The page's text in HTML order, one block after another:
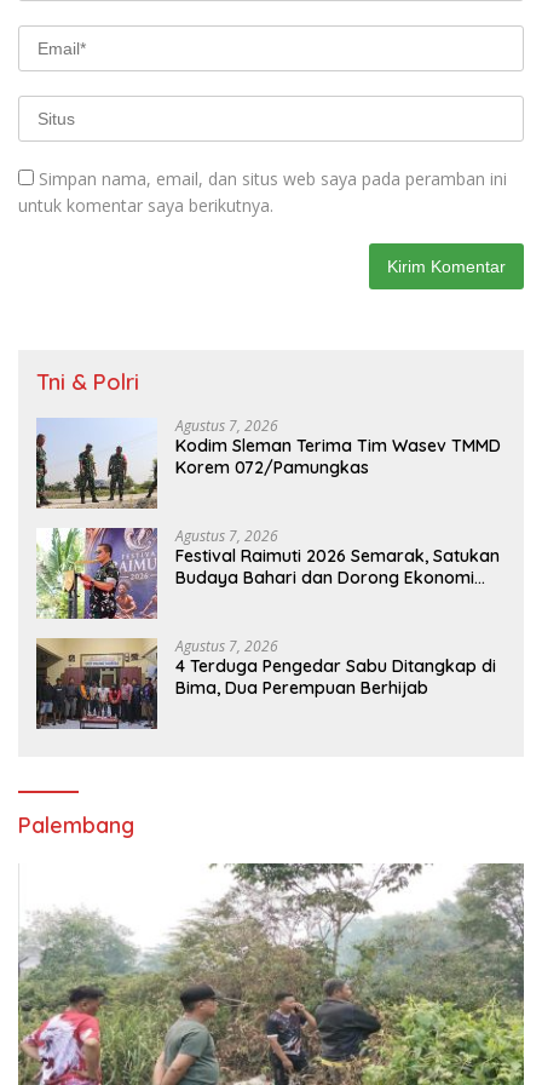
Simpan nama, email, dan situs web saya pada peramban ini
untuk komentar saya berikutnya.
Tni & Polri
Agustus 7, 2026
Kodim Sleman Terima Tim Wasev TMMD
Korem 072/Pamungkas
Agustus 7, 2026
Festival Raimuti 2026 Semarak, Satukan
Budaya Bahari dan Dorong Ekonomi
Agustus 7, 2026
4 Terduga Pengedar Sabu Ditangkap di
Bima, Dua Perempuan Berhijab
Palembang